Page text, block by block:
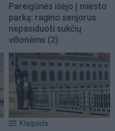
Pareigūnės išėjo į miesto
parką: ragino senjorus
nepasiduoti sukčių
vilionėms (2)
Klaipėda